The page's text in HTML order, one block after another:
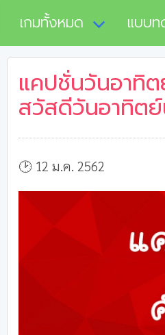
เกมทั้งหมด แบบ
แคปชั่นวันอาทิ
สวัสดีวันอาทิตย์
🕑 12 ม.ค. 2562